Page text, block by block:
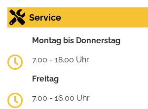
Service
Montag bis Donnerstag
7.00 - 18.00 Uhr
Freitag
7.00 - 16.00 Uhr